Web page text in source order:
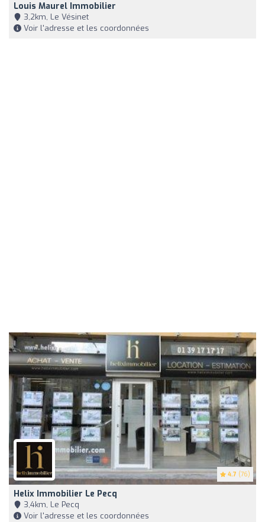
Louis Maurel Immobilier
3,2km, Le Vésinet
Voir l'adresse et les coordonnées
4.7 (76)
Helix Immobilier Le Pecq
3,4km, Le Pecq
Voir l'adresse et les coordonnées